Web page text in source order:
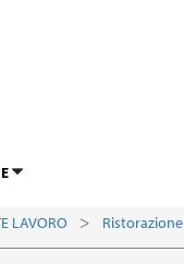
LAVORO Ristorazione